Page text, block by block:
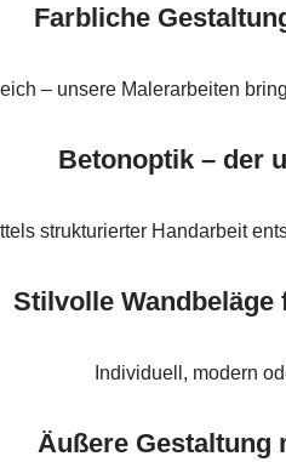
Farbliche
– unsere Malerarbeiten
Betonoptik – der
strukturierter Handarbeit
Stilvolle Wandbeläge
Individuell, modern
Äußere Gestaltung